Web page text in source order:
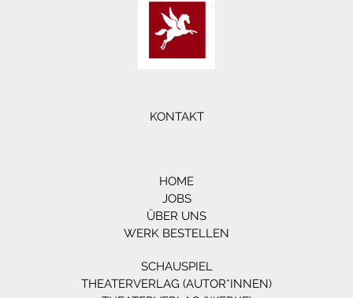
KONTAKT
HOME
JOBS
ÜBER UNS
WERK BESTELLEN
SCHAUSPIEL
THEATERVERLAG (AUTOR*INNEN)